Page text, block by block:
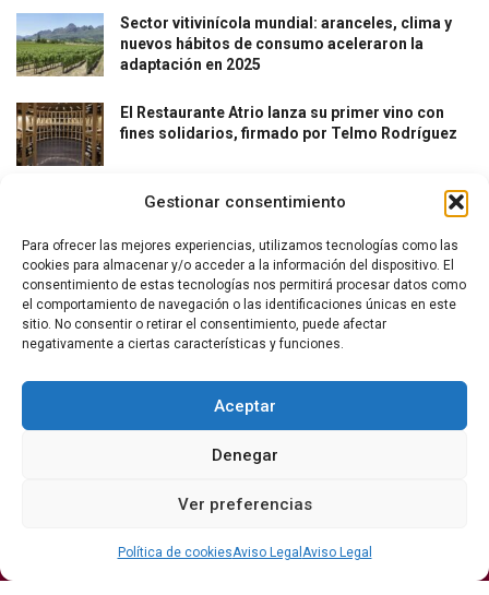
Gestionar consentimiento
Para ofrecer las mejores experiencias, utilizamos tecnologías como las
cookies para almacenar y/o acceder a la información del dispositivo. El
consentimiento de estas tecnologías nos permitirá procesar datos como
el comportamiento de navegación o las identificaciones únicas en este
sitio. No consentir o retirar el consentimiento, puede afectar
negativamente a ciertas características y funciones.
Aceptar
Denegar
Ver preferencias
Política de cookiesAviso Legal Aviso Legal
Sector vitivinícola mundial: aranceles, clima y
nuevos hábitos de consumo aceleraron la
adaptación en 2025
El Restaurante Atrio lanza su primer vino con
fines solidarios, firmado por Telmo Rodríguez
La revista del vino y la gastronomía.
Gastronomía
Protagonistas